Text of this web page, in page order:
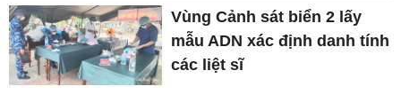
Vùng Cảnh sát biển 2 lấy
mẫu ADN xác định danh tính
các liệt sĩ